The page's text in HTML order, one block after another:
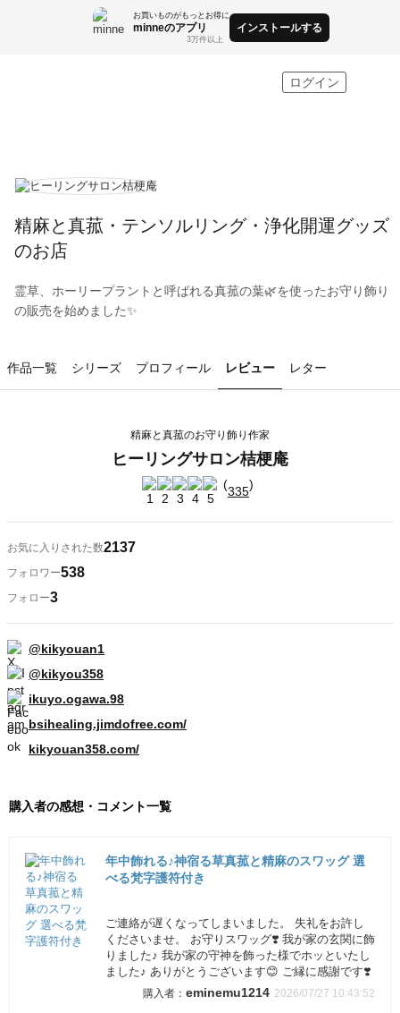
お買いものがもっとお得に
minneのアプリ
3万件以上
インストールする
ログイン
精麻と真菰・テンソルリング・浄化開運グッズ
のお店
霊草、ホーリープラントと呼ばれる真菰の葉🌿を使ったお守り飾り
の販売を始めました✨
作品一覧 シリーズ プロフィール レビュー レター
精麻と真菰のお守り飾り作家
ヒーリングサロン桔梗庵
(335)
お気に入りされた数2137
フォロワー538
フォロー3
@kikyouan1
@kikyou358
ikuyo.ogawa.98
bsihealing.jimdofree.com/
kikyouan358.com/
購入者の感想・コメント一覧
年中飾れる♪神宿る草真菰と精麻のスワッグ 選
べる梵字護符付き
ご連絡が遅くなってしまいました。 失礼をお許し
くださいませ。 お守りスワッグ❣️ 我が家の玄関に飾
りました♪ 我が家の守神を飾った様でホッといたし
ました♪ ありがとうございます😊 ご縁に感謝です❣️
eminemu1214 2026/07/27 10:43:52